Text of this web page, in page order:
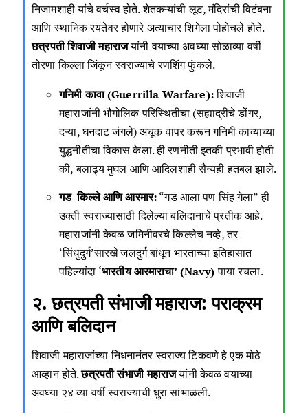
निजामशाही यांचे वर्चस्व होते. शेतकऱ्यांची लूट, मंदिरांची विटंबना
आणि स्थानिक रयतेवर होणारे अत्याचार शिगेला पोहोचले होते.
छत्रपती शिवाजी महाराजयांनी वयाच्या अवघ्या सोळाव्या वर्षी
तोरणा किल्ला जिंकून स्वराज्याचे रणशिंग फुंकले.
गनिमी कावा (Guerrilla Warfare):शिवाजी
महाराजांनी भौगोलिक परिस्थितीचा (सह्याद्रीचे डोंगर,
दऱ्या, घनदाट जंगले) अचूक वापर करून गनिमी काव्याच्या
युद्धनीतीचा विकास केला. ही रणनीती इतकी प्रभावी होती
की, बलाढ्य मुघल आणि आदिलशाही सैन्यही हतबल झाले.
गड-किल्ले आणि आरमार:“गड आला पण सिंह गेला” ही
उक्ती स्वराज्यासाठी दिलेल्या बलिदानाचे प्रतीक आहे.
महाराजांनी केवळ जमिनीवरचे किल्लेच नव्हे, तर
‘सिंधुदुर्ग’सारखे जलदुर्ग बांधून भारताच्या इतिहासात
पहिल्यांदा ‘भारतीय आरमाराचा’ (Navy)पाया रचला.
२. छत्रपती संभाजी महाराज: पराक्रम
आणि बलिदान
शिवाजी महाराजांच्या निधनानंतर स्वराज्य टिकवणे हे एक मोठे
आव्हान होते.छत्रपती संभाजी महाराजयांनी केवळ वयाच्या
अवघ्या २४ व्या वर्षी स्वराज्याची धुरा सांभाळली.